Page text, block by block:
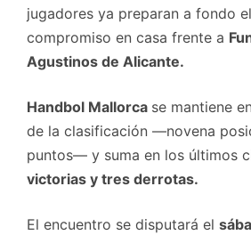
jugadores ya preparan a fondo
compromiso en casa frente a
Agustinos de Alicante.
Handbol Mallorca se mantiene
de la clasificación —novena
puntos— y suma en los últimos
victorias y tres derrotas.
El encuentro se disputará el